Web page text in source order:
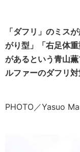
「ダフリ」のミス
がり型」「右足体
があるという青山
ルファーのダフリ対
PHOTO／Yasuo